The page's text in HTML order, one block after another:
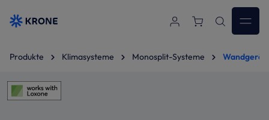
Zum Hauptinhalt springen
Produkte Klimasysteme Monosplit-Systeme
Bildergalerie überspringen